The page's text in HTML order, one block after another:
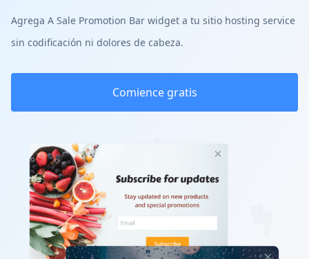
Agrega A Sale Promotion Bar widget a tu sitio hosting service
sin codificación ni dolores de cabeza.
Comience gratis